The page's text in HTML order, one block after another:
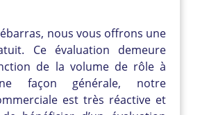
nous vous offrons une
Ce évaluation demeure
de la volume de rôle à
façon générale, notre
est très réactive et